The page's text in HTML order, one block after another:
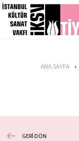
ANA SAYFA
GERİ DÖN